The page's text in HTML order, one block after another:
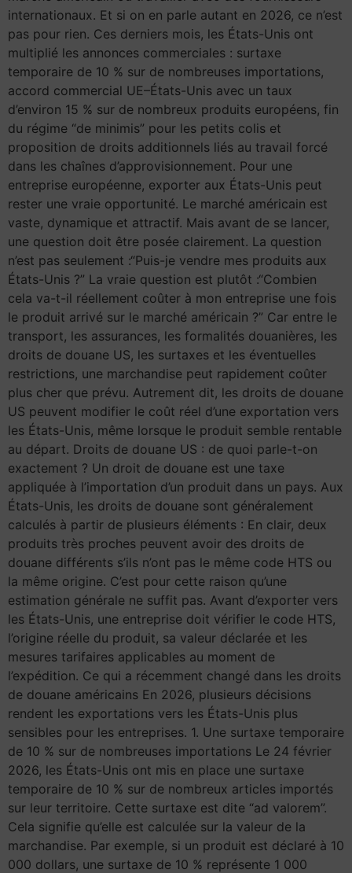
internationaux. Et si on en parle autant en 2026, ce n’est
pas pour rien. Ces derniers mois, les États-Unis ont
multiplié les annonces commerciales : surtaxe
temporaire de 10 % sur de nombreuses importations,
accord commercial UE–États-Unis avec un taux
d’environ 15 % sur de nombreux produits européens, fin
du régime “de minimis” pour les petits colis et
proposition de droits additionnels liés au travail forcé
dans les chaînes d’approvisionnement. Pour une
entreprise européenne, exporter aux États-Unis peut
rester une vraie opportunité. Le marché américain est
vaste, dynamique et attractif. Mais avant de se lancer,
une question doit être posée clairement. La question
n’est pas seulement :“Puis-je vendre mes produits aux
États-Unis ?” La vraie question est plutôt :“Combien
cela va-t-il réellement coûter à mon entreprise une fois
le produit arrivé sur le marché américain ?” Car entre le
transport, les assurances, les formalités douanières, les
droits de douane US, les surtaxes et les éventuelles
restrictions, une marchandise peut rapidement coûter
plus cher que prévu. Autrement dit, les droits de douane
US peuvent modifier le coût réel d’une exportation vers
les États-Unis, même lorsque le produit semble rentable
au départ. Droits de douane US : de quoi parle-t-on
exactement ? Un droit de douane est une taxe
appliquée à l’importation d’un produit dans un pays. Aux
États-Unis, les droits de douane sont généralement
calculés à partir de plusieurs éléments : En clair, deux
produits très proches peuvent avoir des droits de
douane différents s’ils n’ont pas le même code HTS ou
la même origine. C’est pour cette raison qu’une
estimation générale ne suffit pas. Avant d’exporter vers
les États-Unis, une entreprise doit vérifier le code HTS,
l’origine réelle du produit, sa valeur déclarée et les
mesures tarifaires applicables au moment de
l’expédition. Ce qui a récemment changé dans les droits
de douane américains En 2026, plusieurs décisions
rendent les exportations vers les États-Unis plus
sensibles pour les entreprises. 1. Une surtaxe temporaire
de 10 % sur de nombreuses importations Le 24 février
2026, les États-Unis ont mis en place une surtaxe
temporaire de 10 % sur de nombreux articles importés
sur leur territoire. Cette surtaxe est dite “ad valorem”.
Cela signifie qu’elle est calculée sur la valeur de la
marchandise. Par exemple, si un produit est déclaré à 10
000 dollars, une surtaxe de 10 % représente 1 000